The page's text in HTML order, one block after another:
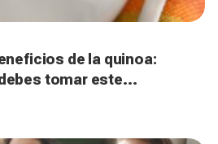
de la quinoa:
tomar este